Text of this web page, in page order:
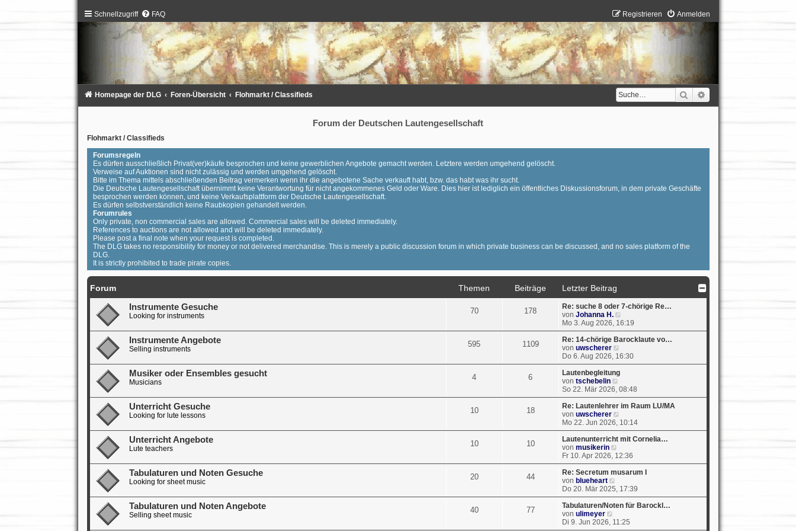
Schnellzugriff FAQ Anmelden
Registrieren
Suche
Homepage der DLG Foren-Übersicht Flohmarkt / Classifieds
Forum der Deutschen Lautengesellschaft
Flohmarkt / Classifieds
Forumsregeln
Es dürfen ausschließlich Privat(ver)käufe besprochen und keine gewerblichen Angebote gemacht werden. Letztere werden umgehend gelöscht.
Verweise auf Auktionen sind nicht zulässig und werden umgehend gelöscht.
Bitte im Thema mittels abschließenden Beitrag vermerken wenn ihr die angebotene Sache verkauft habt, bzw. das habt was ihr sucht.
Die Deutsche Lautengesellschaft übernimmt keine Verantwortung für nicht angekommenes Geld oder Ware. Dies hier ist lediglich ein öffentliches Diskussionsforum, in dem private Geschäfte
besprochen werden können, und keine Verkaufsplattform der Deutsche Lautengesellschaft.
Es dürfen selbstverständlich keine Raubkopien gehandelt werden.
Forumrules
Only private, non commercial sales are allowed. Commercial sales will be deleted immediately.
References to auctions are not allowed and will be deleted immediately.
Please post a final note when your request is completed.
The DLG takes no responsibility for money or not delivered merchandise. This is merely a public discussion forum in which private business can be discussed, and no sales platform of the
DLG.
It is strictly prohibited to trade pirate copies.
Forum Themen Beiträge
Letzter Beitrag
Instrumente Gesuche
Looking for instruments
70 178
Re: suche 8 oder 7-chörige Re…
von Johanna H.
e
u
e
t
e
e
i
t
a
g
Mo 3. Aug 2026, 16:19
Instrumente Angebote
Selling instruments
595 1109
Re: 14-chörige Barocklaute vo…
von uwscherer
e
u
t
e
r
e
i
t
a
g
Do 6. Aug 2026, 16:30
Musiker oder Ensembles gesucht
Musicians
4 6
Lautenbegleitung
von tschebelin
e
u
e
t
e
r
e
i
t
a
g
So 22. Mär 2026, 08:48
Unterricht Gesuche
Looking for lute lessons
10 18
Re: Lautenlehrer im Raum LU/MA
von uwscherer
e
u
e
t
e
r
e
i
t
a
Mo 22. Jun 2026, 10:14
Unterricht Angebote
Lute teachers
10 10
Lautenunterricht mit Cornelia…
von musikerin
e
u
e
e
r
e
Fr 10. Apr 2026, 12:36
Tabulaturen und Noten Gesuche
Looking for sheet music
20 44
Re: Secretum musarum I
von blueheart
e
u
e
t
Do 20. Mär 2025, 17:39
Tabulaturen und Noten Angebote
Selling sheet music
40 77
Tabulaturen/Noten für Barockl…
von ulimeyer
e
Di 9. Jun 2026, 11:25